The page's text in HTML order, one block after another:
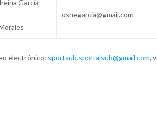
osnegarcia@gmail.com
electrónico: sportsub.sportalsub@gmail.com,